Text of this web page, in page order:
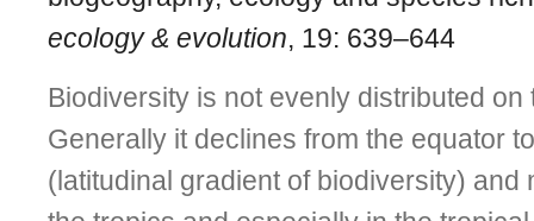
ecology & evolution, 19: 639–644
Biodiversity is not evenly distributed
Generally it declines from the equator
(latitudinal gradient of biodiversity) and